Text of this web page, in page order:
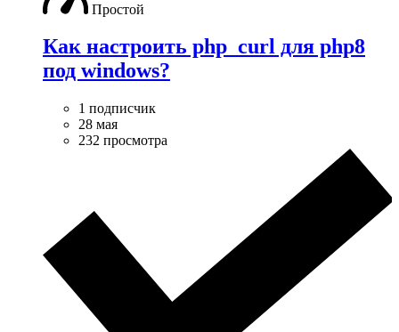
Простой
Как настроить php_curl для php8
под windows?
1 подписчик
28 мая
232 просмотра